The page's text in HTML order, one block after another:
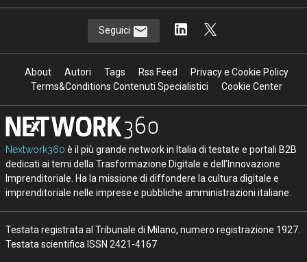
Seguici
About Autori Tags Rss Feed
Privacy e Cookie Policy
Terms&Conditions Contenuti Specialistici
Cookie Center
Nextwork360 è il più grande network in Italia di testate e portali B2B
dedicati ai temi della Trasformazione Digitale e dell’Innovazione
Imprenditoriale. Ha la missione di diffondere la cultura digitale e
imprenditoriale nelle imprese e pubbliche amministrazioni italiane.
Testata registrata al Tribunale di Milano, numero registrazione 1927.
Testata scientifica ISSN 2421-4167